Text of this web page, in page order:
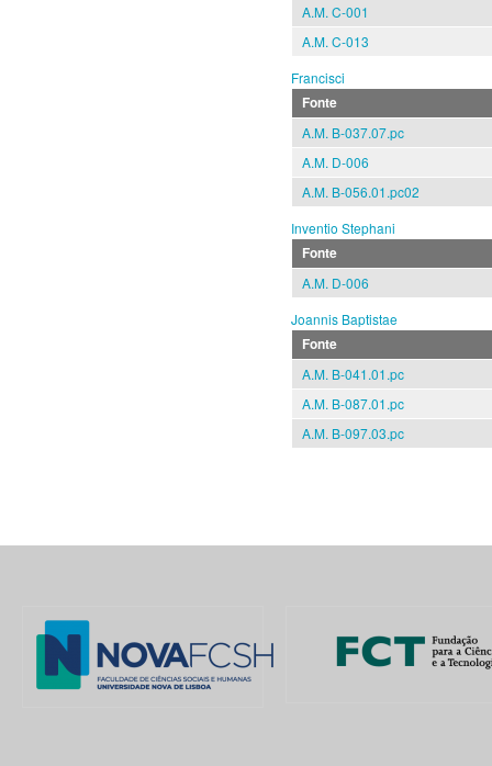
A.M. C-001
A.M. C-013
Francisci
Fonte
A.M. B-037.07.pc
A.M. D-006
A.M. B-056.01.pc02
Inventio Stephani
Fonte
A.M. D-006
Joannis Baptistae
Fonte
A.M. B-041.01.pc
A.M. B-087.01.pc
A.M. B-097.03.pc